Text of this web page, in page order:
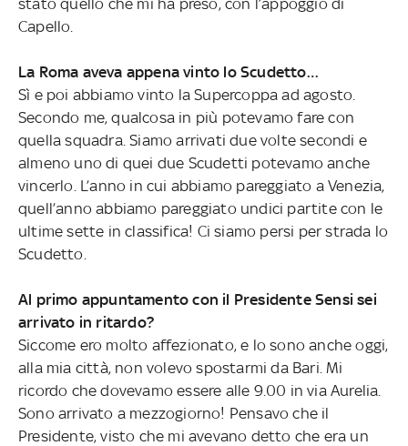
Capello.
La Roma aveva appena vinto lo Scudetto…
Sì e poi abbiamo vinto la Supercoppa ad agosto.
Secondo me, qualcosa in più potevamo fare con
quella squadra. Siamo arrivati due volte secondi e
almeno uno di quei due Scudetti potevamo anche
vincerlo. L’anno in cui abbiamo pareggiato a Venezia,
quell’anno abbiamo pareggiato undici partite con le
ultime sette in classifica! Ci siamo persi per strada lo
Scudetto.
Al primo appuntamento con il Presidente Sensi sei
arrivato in ritardo?
Siccome ero molto affezionato, e lo sono anche oggi,
alla mia città, non volevo spostarmi da Bari. Mi
ricordo che dovevamo essere alle 9.00 in via Aurelia.
Sono arrivato a mezzogiorno! Pensavo che il
Presidente, visto che mi avevano detto che era un